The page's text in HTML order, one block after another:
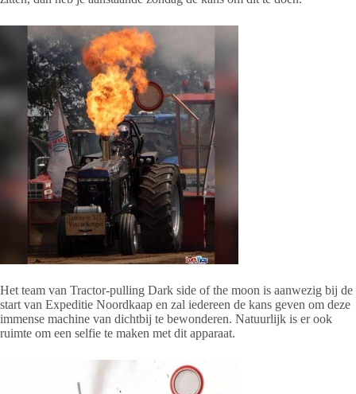
Het team van Tractor-pulling Dark side of the moon is aanwezig bij de
start van Expeditie Noordkaap en zal iedereen de kans geven om deze
immense machine van dichtbij te bewonderen. Natuurlijk is er ook
ruimte om een selfie te maken met dit apparaat.